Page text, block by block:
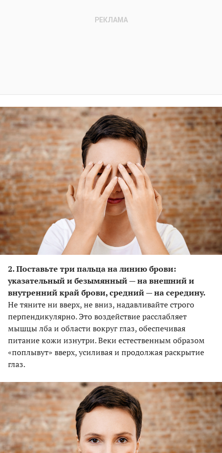
2. Поставьте три пальца на линию брови:
указательный и безымянный — на внешний и
внутренний край брови, средний — на середину.
Не тяните ни вверх, не вниз, надавливайте строго
перпендикулярно. Это воздействие расслабляет
мышцы лба и области вокруг глаз, обеспечивая
питание кожи изнутри. Веки естественным образом
«поплывут» вверх, усиливая и продолжая раскрытие
глаз.